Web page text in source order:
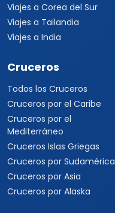
Viajes a Corea del Sur
Viajes a Tailandia
Viajes a India
Cruceros
Todos los Cruceros
Cruceros por el Caribe
Cruceros por el
Mediterráneo
Cruceros Islas Griegas
Cruceros por Sudamérica
Cruceros por Asia
Cruceros por Alaska